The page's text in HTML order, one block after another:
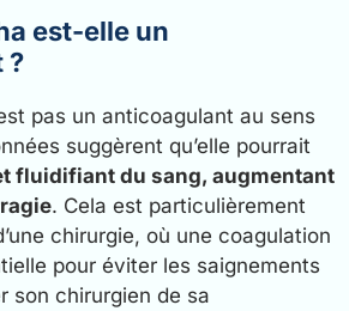
est-elle un
?
pas un anticoagulant au sens
suggèrent qu’elle pourrait
fluidifiant du sang, augmentant
. Cela est particulièrement
chirurgie, où une coagulation
pour éviter les saignements
son chirurgien de sa